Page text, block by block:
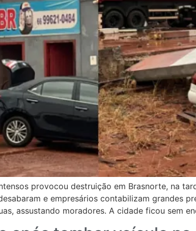
provocou destruição em Brasnorte, na
e empresários contabilizam grandes
assustando moradores. A cidade ficou sem